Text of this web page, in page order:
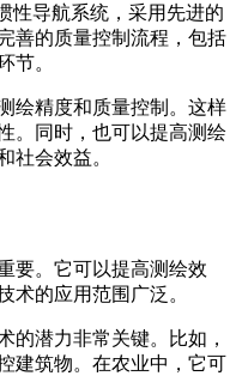
性导航系统，采用先进的
善的质量控制流程，包括
节。
绘精度和质量控制。这样
。同时，也可以提高测绘
社会效益。
要。它可以提高测绘效
术的应用范围广泛。
的潜力非常关键。比如，
建筑物。在农业中，它可